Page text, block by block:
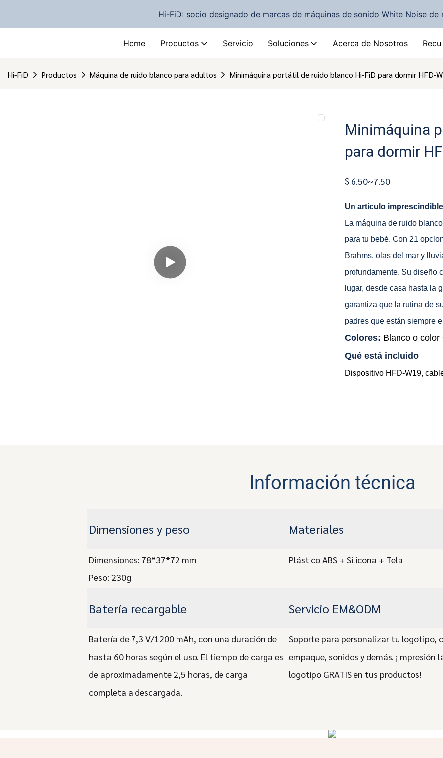
Hi-FiD: socio designado de marcas de máquinas de sonido White Noise de
Home Productos Servicio Soluciones Acerca de Nosotros
Hi-FiD Productos Máquina de ruido blanco para adultos Minimáquina portátil de ruido blanco Hi-FiD para dormir HFD-
Minimáquina
para dormir
$ 6.50~7.50
Un artículo
La máquina de ruido
para tu bebé. Con 21
Brahms, olas del mar y
profundamente. Su diseño
lugar, desde casa hasta la
garantiza que la rutina de
padres que están siempre
Colores: Blanco o color
Qué está incluido
Dispositivo HFD-W19,
Información técnica
Dimensiones y peso Materiales
Dimensiones: 78*37*72 mm
Peso: 230g
Plástico ABS + Silicona + Tela
Batería recargable Servicio EM&ODM
Batería de 7,3 V/1200 mAh, con una duración de
hasta 60 horas según el uso. El tiempo de carga es
de aproximadamente 2,5 horas, de carga
completa a descargada.
Soporte para personalizar tu logotipo,
empaque, sonidos y demás. ¡Impresión
logotipo GRATIS en tus productos!